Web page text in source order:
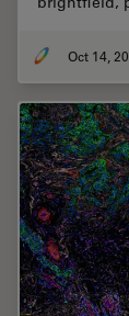
Oct 14,